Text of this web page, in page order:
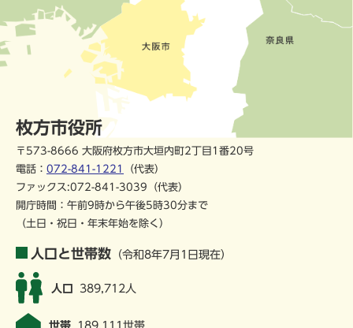
枚方市役所
〒573-8666 大阪府枚方市大垣内町2丁目1番20号
電話： 072-841-1221
（代表）
ファックス:072-841-3039（代表）
開庁時間：午前9時から午後5時30分まで
（土日・祝日・年末年始を除く）
人口と世帯数 （令和8年7月1日現在）
人口 389,712人
世帯 189,111世帯